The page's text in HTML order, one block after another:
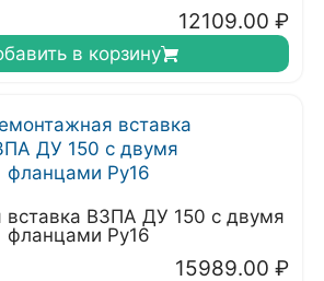
12109.00 ₽
в корзину
ВЗПА ДУ 150 с двумя
фланцами Ру16
15989.00 ₽